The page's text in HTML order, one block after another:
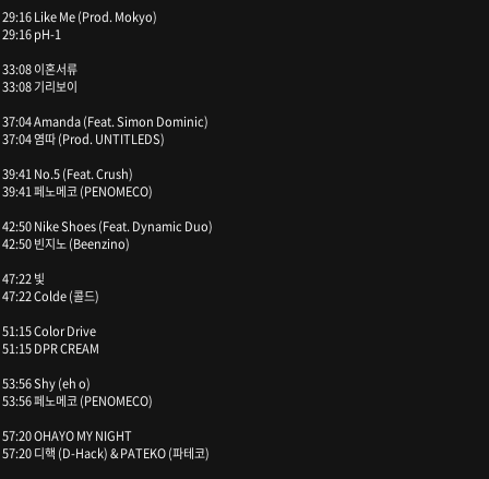
29:16 Like Me (Prod. Mokyo)
29:16 pH-1
33:08 이혼서류
33:08 기리보이
37:04 Amanda (Feat. Simon Dominic)
37:04 염따 (Prod. UNTITLEDS)
39:41 No.5 (Feat. Crush)
39:41 페노메코 (PENOMECO)
42:50 Nike Shoes (Feat. Dynamic Duo)
42:50 빈지노 (Beenzino)
47:22 빛
47:22 Colde (콜드)
51:15 Color Drive
51:15 DPR CREAM
53:56 Shy (eh o)
53:56 페노메코 (PENOMECO)
57:20 OHAYO MY NIGHT
57:20 디핵 (D-Hack) & PATEKO (파테코)